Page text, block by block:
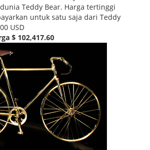
Teddy Bear. Harga tertinggi
untuk satu saja dari Teddy
USD
$ 102,417.60